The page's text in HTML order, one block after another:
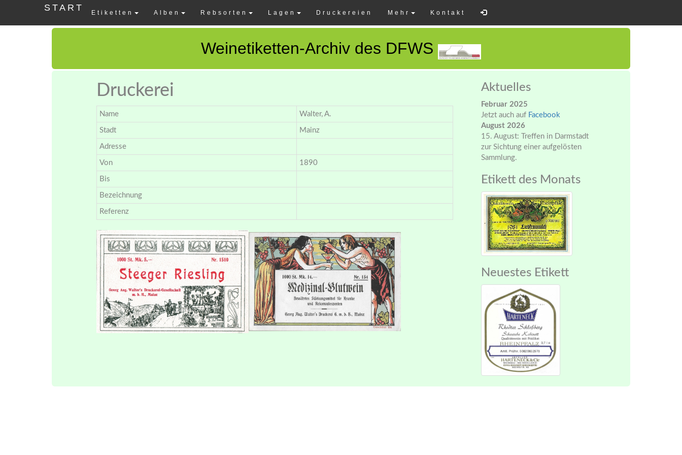
START Etiketten Alben Rebsorten Lagen Druckereien Mehr Kontakt
Weinetiketten-Archiv des DFWS
Druckerei
Name Walter, A.
Stadt Mainz
Adresse
Von 1890
Bis
Bezeichnung
Referenz
Aktuelles
Februar 2025
Jetzt auch auf Facebook
August 2026
15. August: Treffen in Darmstadt
zur Sichtung einer aufgelösten
Sammlung.
Etikett des Monats
Neuestes Etikett